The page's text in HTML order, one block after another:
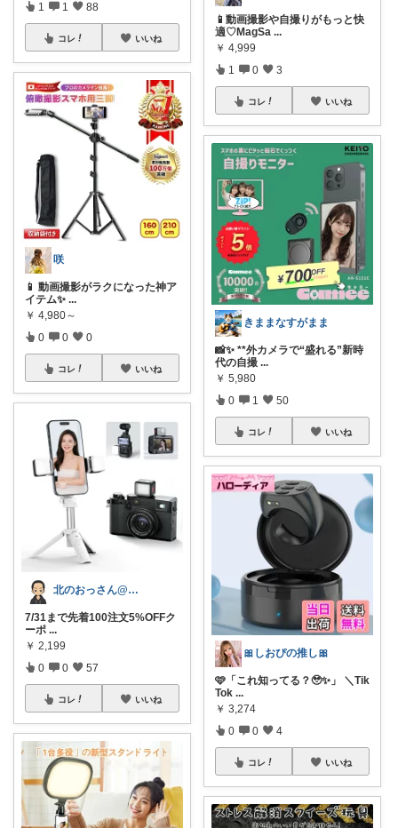
1 1 88
コレ いいね
咲
📱 動画撮影がラクになった神ア
イテム✨ ...
￥ 4,980～
0 0 0
コレ いいね
北のおっさん@ガジェット好き
7/31まで先着100注文5%OFFク
ーポ ...
￥ 2,199
0 0 57
コレ いいね
📱動画撮影や自撮りがもっと快
適♡MagSa ...
￥ 4,999
1 0 3
コレ いいね
きままなすがまま
📸✨ **外カメラで“盛れる”新時
代の自撮 ...
￥ 5,980
0 1 50
コレ いいね
🎀しおぴの推し🎀
🩷「これ知ってる？🥹✨」 ＼Tik
Tok ...
￥ 3,274
0 0 4
コレ いいね